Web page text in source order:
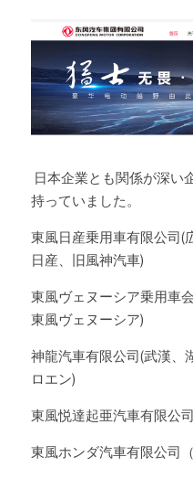
持っていました。
東風日産乗用車有限公司(
日産、旧風神汽車)
東風ヴェヌーシア乗用車
東風ヴェヌーシア)
神龍汽車有限公司(武漢、
ロエン)
東風悦達起亜汽車有限公
東風ホンダ汽車有限公司